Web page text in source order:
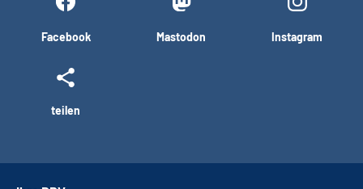
Facebook Mastodon Instagram
teilen